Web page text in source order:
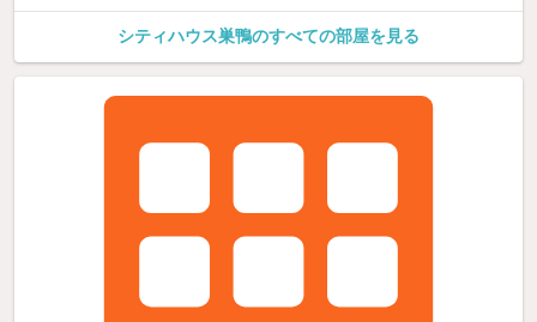
シティハウス巣鴨のすべての部屋を見る